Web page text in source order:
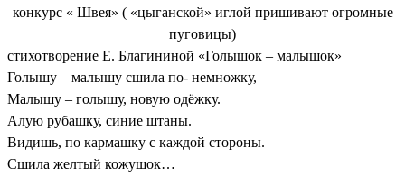
конкурс « Швея» ( «цыганской» иглой пришивают огромные
пуговицы)
стихотворение Е. Благининой «Голышок – малышок»
Голышу – малышу сшила по- немножку,
Малышу – голышу, новую одёжку.
Алую рубашку, синие штаны.
Видишь, по кармашку с каждой стороны.
Сшила желтый кожушок…